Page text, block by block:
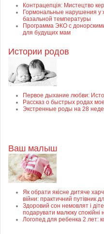
Контрацепція: Мистецтво
Гормональные нарушения
базальной температуры
Программа ЭКО с
для будущих мам
Истории родов
Первое дыхание любви:
Рассказ о быстрых родах
Экстренные роды на 28
Ваш малыш
Як обрати якісне дитяче
війни: практичний путівник
Здоровий сон немовлят і
подарувати малюку спокійні
Логопед для ребенка 2 лет: